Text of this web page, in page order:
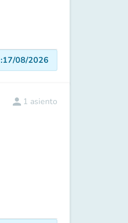
:17/08/2026
person 1 asiento